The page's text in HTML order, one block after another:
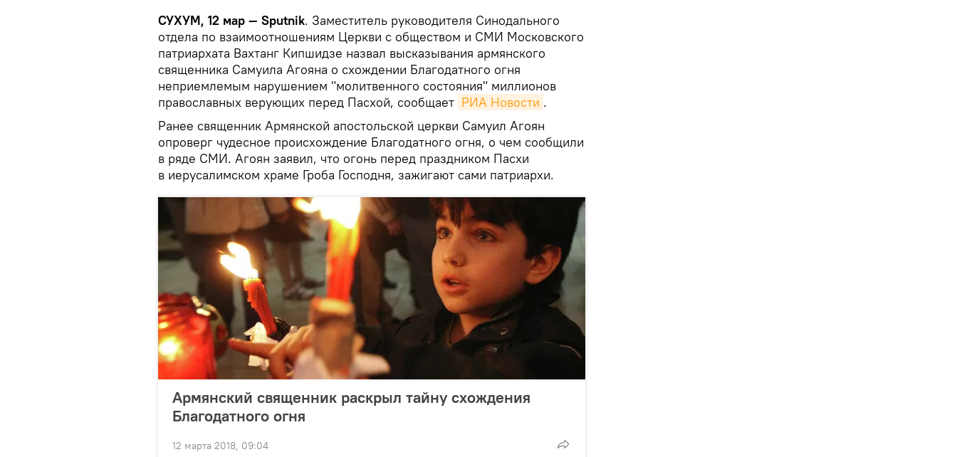
СУХУМ, 12 мар — Sputnik. Заместитель руководителя Синодального
отдела по взаимоотношениям Церкви с обществом и СМИ Московского
патриархата Вахтанг Кипшидзе назвал высказывания армянского
священника Самуила Агояна о схождении Благодатного огня
неприемлемым нарушением "молитвенного состояния" миллионов
православных верующих перед Пасхой, сообщает РИА Новости .
Ранее священник Армянской апостольской церкви Самуил Агоян
опроверг чудесное происхождение Благодатного огня, о чем сообщили
в ряде СМИ. Агоян заявил, что огонь перед праздником Пасхи
в иерусалимском храме Гроба Господня, зажигают сами патриархи.
Армянский священник раскрыл тайну схождения
Благодатного огня
12 марта 2018, 09:04